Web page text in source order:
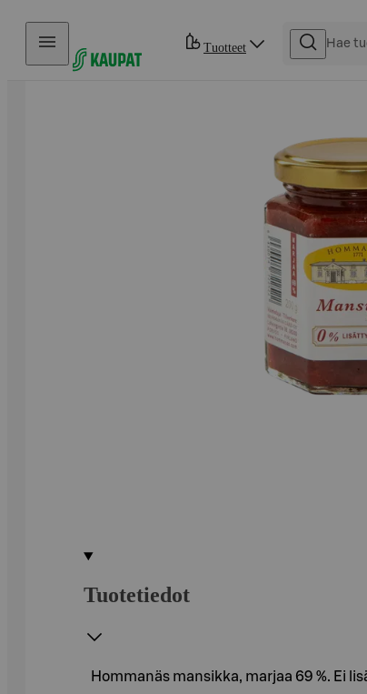
Hyppää sisältöön
Tuotteet
Tuotetiedot
Hommanäs mansikka, marjaa 69 %. Ei